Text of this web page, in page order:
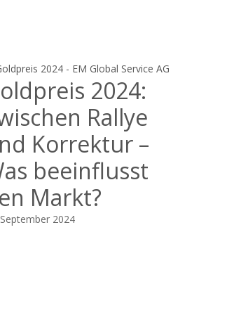
2024:
Rallye
Korrektur –
beeinflusst
Markt?
2024